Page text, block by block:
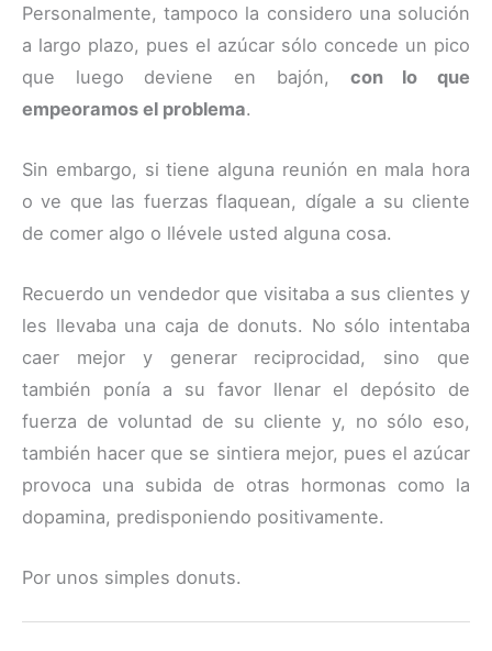
Personalmente, tampoco la considero una solución
a largo plazo, pues el azúcar sólo concede un pico
que luego deviene en bajón, con lo que
empeoramos el problema.
Sin embargo, si tiene alguna reunión en mala hora
o ve que las fuerzas flaquean, dígale a su cliente
de comer algo o llévele usted alguna cosa.
Recuerdo un vendedor que visitaba a sus clientes y
les llevaba una caja de donuts. No sólo intentaba
caer mejor y generar reciprocidad, sino que
también ponía a su favor llenar el depósito de
fuerza de voluntad de su cliente y, no sólo eso,
también hacer que se sintiera mejor, pues el azúcar
provoca una subida de otras hormonas como la
dopamina, predisponiendo positivamente.
Por unos simples donuts.